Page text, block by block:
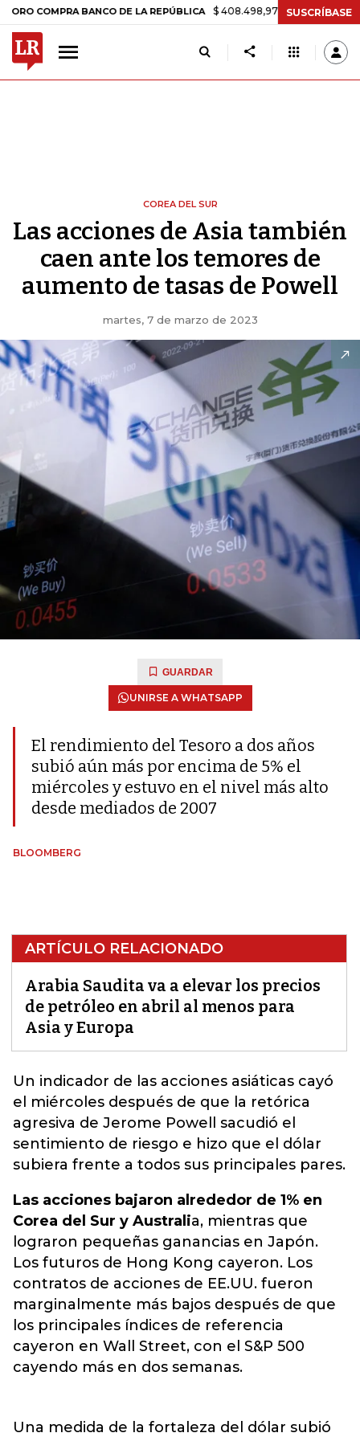
BANCO DE LA REPÚBLICA $ 408.498,97 +$ 8.753,81 +2,19%
SUSCRÍBASE
COREA DEL SUR
Las acciones de Asia también
caen ante los temores de
aumento de tasas de Powell
martes, 7 de marzo de 2023
GUARDAR
UNIRSE A WHATSAPP
El rendimiento del Tesoro a dos años
subió aún más por encima de 5% el
miércoles y estuvo en el nivel más alto
desde mediados de 2007
BLOOMBERG
ARTÍCULO RELACIONADO
Arabia Saudita va a elevar los precios
de petróleo en abril al menos para
Asia y Europa
Un indicador de las acciones asiáticas cayó
el miércoles después de que la retórica
agresiva de Jerome Powell sacudió el
sentimiento de riesgo e hizo que el dólar
subiera frente a todos sus principales pares.
Las acciones bajaron alrededor de 1% en
Corea del Sur y Australia, mientras que
lograron pequeñas ganancias en Japón.
Los futuros de Hong Kong cayeron. Los
contratos de acciones de EE.UU. fueron
marginalmente más bajos después de que
los principales índices de referencia
cayeron en Wall Street, con el S&P 500
cayendo más en dos semanas.
Una medida de la fortaleza del dólar subió